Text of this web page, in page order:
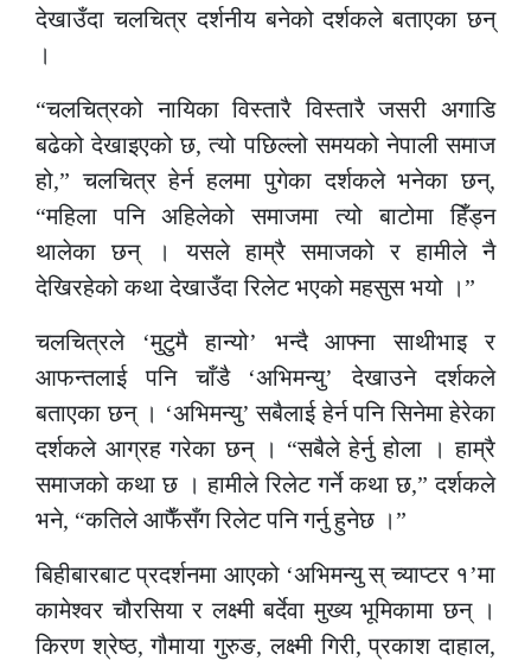
देखाउँदा चलचित्र दर्शनीय बनेको दर्शकले बताएका छन्
।
“चलचित्रको नायिका विस्तारै विस्तारै जसरी अगाडि
बढेको देखाइएको छ, त्यो पछिल्लो समयको नेपाली समाज
हो,” चलचित्र हेर्न हलमा पुगेका दर्शकले भनेका छन्,
“महिला पनि अहिलेको समाजमा त्यो बाटोमा हिँड्न
थालेका छन् । यसले हाम्रै समाजको र हामीले नै
देखिरहेको कथा देखाउँदा रिलेट भएको महसुस भयो ।”
चलचित्रले ‘मुटुमै हान्यो’ भन्दै आफ्ना साथीभाइ र
आफन्तलाई पनि चाँडै ‘अभिमन्यु’ देखाउने दर्शकले
बताएका छन् । ‘अभिमन्यु’ सबैलाई हेर्न पनि सिनेमा हेरेका
दर्शकले आग्रह गरेका छन् । “सबैले हेर्नु होला । हाम्रै
समाजको कथा छ । हामीले रिलेट गर्ने कथा छ,” दर्शकले
भने, “कतिले आफैँसँग रिलेट पनि गर्नु हुनेछ ।”
बिहीबारबाट प्रदर्शनमा आएको ‘अभिमन्यु स् च्याप्टर १’मा
कामेश्वर चौरसिया र लक्ष्मी बर्देवा मुख्य भूमिकामा छन् ।
किरण श्रेष्ठ, गौमाया गुरुङ, लक्ष्मी गिरी, प्रकाश दाहाल,